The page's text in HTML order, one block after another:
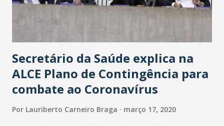
Secretário da Saúde explica na
ALCE Plano de Contingência para
combate ao Coronavírus
Por Lauriberto Carneiro Braga março 17, 2020